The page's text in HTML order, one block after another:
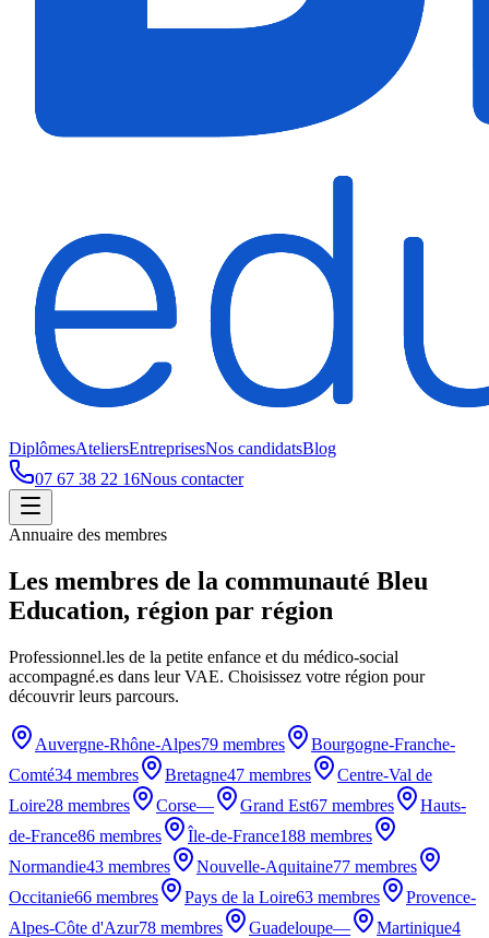
DiplômesAteliersEntreprisesNos candidatsBlog
07 67 38 22 16Nous contacter
Annuaire des membres
Les membres de la communauté Bleu
Education, région par région
Professionnel.les de la petite enfance et du médico-social
accompagné.es dans leur VAE. Choisissez votre région pour
découvrir leurs parcours.
Auvergne-Rhône-Alpes79 membres
Bourgogne-Franche-
Comté34 membres Bretagne47 membres
Centre-Val de
Loire28 membres Corse— Grand Est67 membres
Hauts-
de-France86 membres Île-de-France188 membres
Normandie43 membres Nouvelle-Aquitaine77 membres
Occitanie66 membres Pays de la Loire63 membres
Provence-
Alpes-Côte d'Azur78 membres Guadeloupe— Martinique4